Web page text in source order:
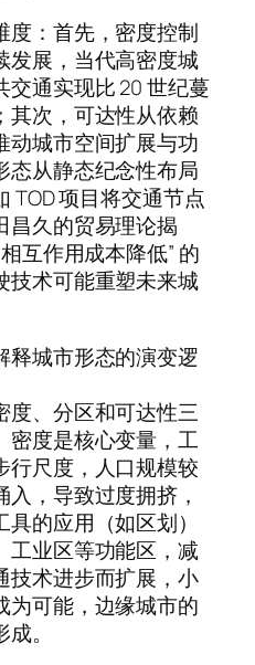
度：首先，密度控制
发展，当代高密度城
通实现比 20 世纪蔓
其次，可达性从依赖
动城市空间扩展与功
态从静态纪念性布局
TOD 项目将交通节点
昌久的贸易理论揭
互作用成本降低” 的
技术可能重塑未来城
释城市形态的演变逻
度、分区和可达性三
密度是核心变量，工
行尺度，人口规模较
，导致过度拥挤，
的应用（如区划）
工业区等功能区，减
技术进步而扩展，小
为可能，边缘城市的
。